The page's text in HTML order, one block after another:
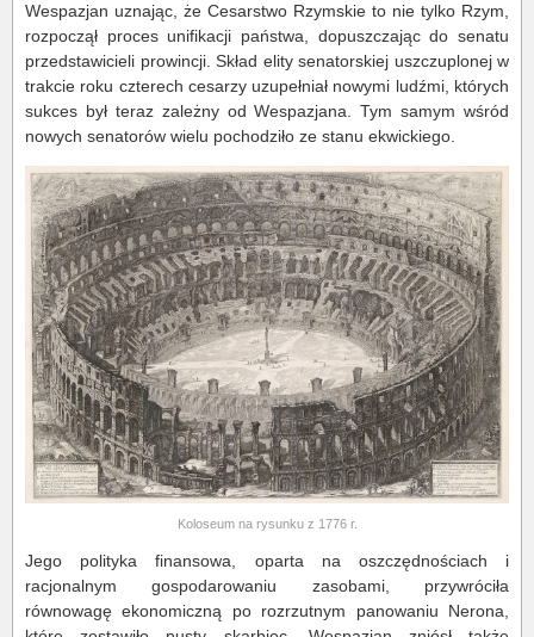
Wespazjan uznając, że Cesarstwo Rzymskie to nie tylko Rzym,
rozpoczął proces unifikacji państwa, dopuszczając do senatu
przedstawicieli prowincji. Skład elity senatorskiej uszczuplonej w
trakcie roku czterech cesarzy uzupełniał nowymi ludźmi, których
sukces był teraz zależny od Wespazjana. Tym samym wśród
nowych senatorów wielu pochodziło ze stanu ekwickiego.
Koloseum na rysunku z 1776 r.
Jego polityka finansowa, oparta na oszczędnościach i
racjonalnym gospodarowaniu zasobami, przywróciła
równowagę ekonomiczną po rozrzutnym panowaniu Nerona,